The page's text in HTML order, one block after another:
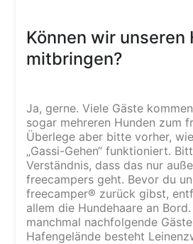
Können wir unseren
mitbringen?
Ja, gerne. Viele Gäste
sogar mehreren Hunden zum
Überlege aber bitte vorher,
„Gassi-Gehen“ funktioniert.
Verständnis, dass das nur
freecampers geht. Bevor du
freecamper® zurück gibst,
allem die Hundehaare an
manchmal nachfolgende
Hafengelände besteht